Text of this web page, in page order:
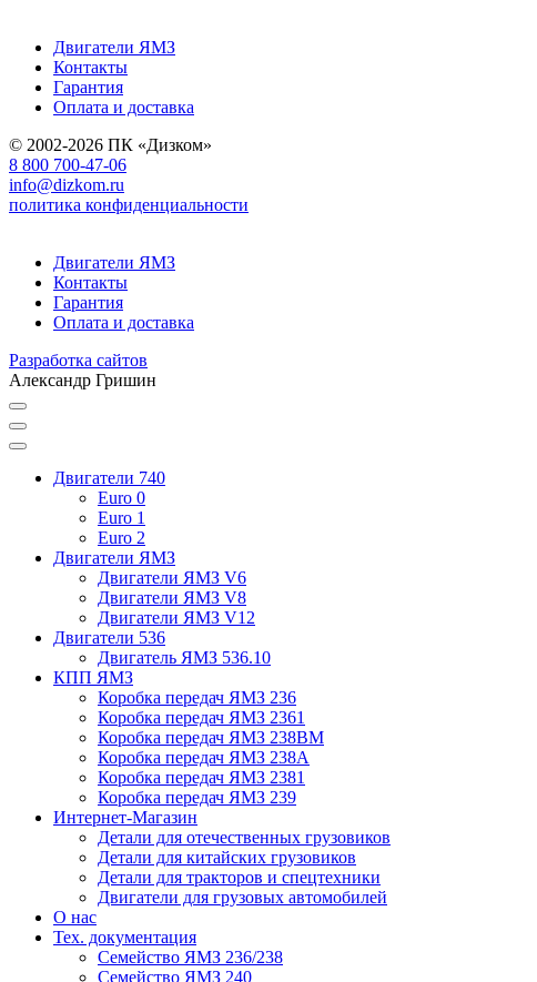
Двигатели ЯМЗ
Контакты
Гарантия
Оплата и доставка
© 2002-2026 ПК «Дизком»
8 800 700-47-06
info@dizkom.ru
политика конфиденциальности
Двигатели ЯМЗ
Контакты
Гарантия
Оплата и доставка
Разработка сайтов
Александр Гришин
Двигатели 740
Euro 0
Euro 1
Euro 2
Двигатели ЯМЗ
Двигатели ЯМЗ V6
Двигатели ЯМЗ V8
Двигатели ЯМЗ V12
Двигатели 536
Двигатель ЯМЗ 536.10
КПП ЯМЗ
Коробка передач ЯМЗ 236
Коробка передач ЯМЗ 2361
Коробка передач ЯМЗ 238ВМ
Коробка передач ЯМЗ 238А
Коробка передач ЯМЗ 2381
Коробка передач ЯМЗ 239
Интернет-Магазин
Детали для отечественных грузовиков
Детали для китайских грузовиков
Детали для тракторов и спецтехники
Двигатели для грузовых автомобилей
О нас
Тех. документация
Семейство ЯМЗ 236/238
Семейство ЯМЗ 240